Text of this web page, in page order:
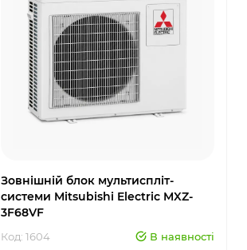
Зовнішній блок мультиспліт-
системи Mitsubishi Electric MXZ-
3F68VF
Код: 1604 В наявності